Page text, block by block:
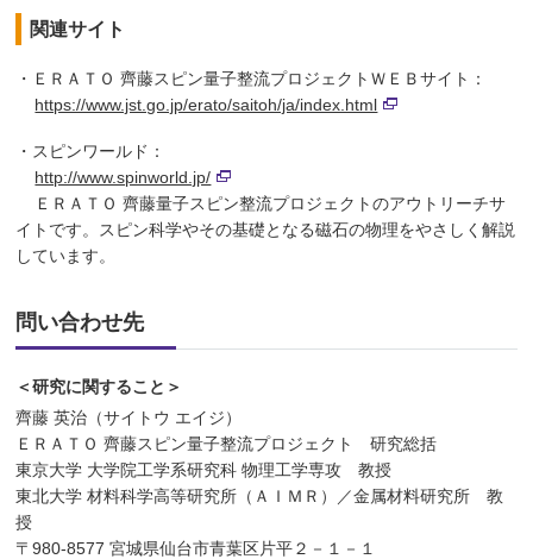
関連サイト
・ＥＲＡＴＯ 齊藤スピン量子整流プロジェクトＷＥＢサイト：
https://www.jst.go.jp/erato/saitoh/ja/index.html
・スピンワールド：
http://www.spinworld.jp/
ＥＲＡＴＯ 齊藤量子スピン整流プロジェクトのアウトリーチサ
イトです。スピン科学やその基礎となる磁石の物理をやさしく解説
しています。
問い合わせ先
＜研究に関すること＞
齊藤 英治（サイトウ エイジ）
ＥＲＡＴＯ 齊藤スピン量子整流プロジェクト 研究総括
東京大学 大学院工学系研究科 物理工学専攻 教授
東北大学 材料科学高等研究所（ＡＩＭＲ）／金属材料研究所 教
授
〒980-8577 宮城県仙台市青葉区片平２－１－１